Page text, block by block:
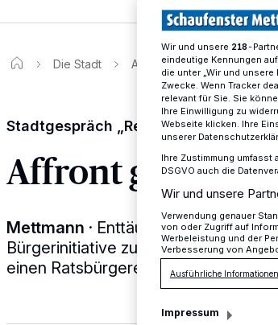
Die Stadt Affront gegen die Bürger
Stadtgespräch „Realschule
Affront gegen
Mettmann · Enttäuschung und
Bürgerinitiative zum Erhalt de
einen Ratsbürgerentscheid votiert
Wir und unsere 218-
eindeutige Kennungen
die unter „Wir und
Zwecke. Wenn Tracker
relevant für Sie. Sie
Ihre Einwilligung zu
Webseite klicken. Ihre
unserer
Ihre Zustimmung
DSGVO auch die
Wir und unsere
Verwendung genauer
von oder Zugriff auf
Werbeleistung und der
Verbesserung von
Ausführliche Informationen
Impressum